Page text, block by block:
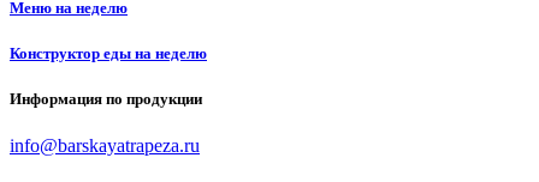
Меню на неделю
Конструктор еды на неделю
Информация по продукции
info@barskayatrapeza.ru